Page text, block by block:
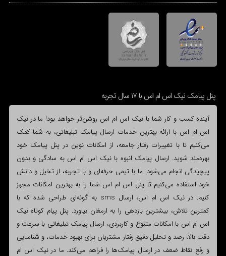
پنل پیامک نیک اس ام اس با 17 سال تجربه
آینده کسب و کار شما با نیک اس ام اس روشن‌تر خواهد بود! ما در نیک
اس ام اس با ارائه بهترین خدمات ارسال پیامک تبلیغاتی، به شما کمک
می‌کنیم تا با تغییرات رفتار جامعه، از امکانات نوین در پنل پیامک خود
بهره‌مند شوید. ارسال پیامک انبوه با نیک اس ام اس به سادگی و بدون
پیچیدگی انجام می‌شود. ما با تیمی حرفه‌ای و با تجربه، از تخیل و دانش
خود استفاده می‌کنیم تا پنل اس ام اس شما را به بهترین امکانات مجهز
کنیم. در نیک اس ام اس، ارسال sms به گونه‌ای طراحی شده که با
کمترین تلاش، بیشترین بازدهی را به ارمغان بیاورد. پنل پیام کوتاه نیک
اس ام اس با امکانات متنوع و کاربردی، ارسال پیامک تبلیغاتی با سرعت و
دقت بالا، رصد و تحلیل دقیق رفتار مشتریان برای بهبود خدمات، و شناسایی
و رفع نقاط ضعف در ارسال پیامک‌ها را فراهم می‌کند. ما در نیک اس ام